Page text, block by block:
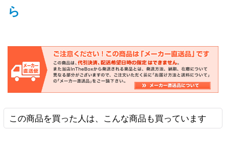
ら
この商品を買った人は、こんな商品も買っています